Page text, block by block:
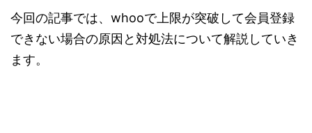
今回の記事では、whooで上限が突破して会員登録
できない場合の原因と対処法について解説していき
ます。